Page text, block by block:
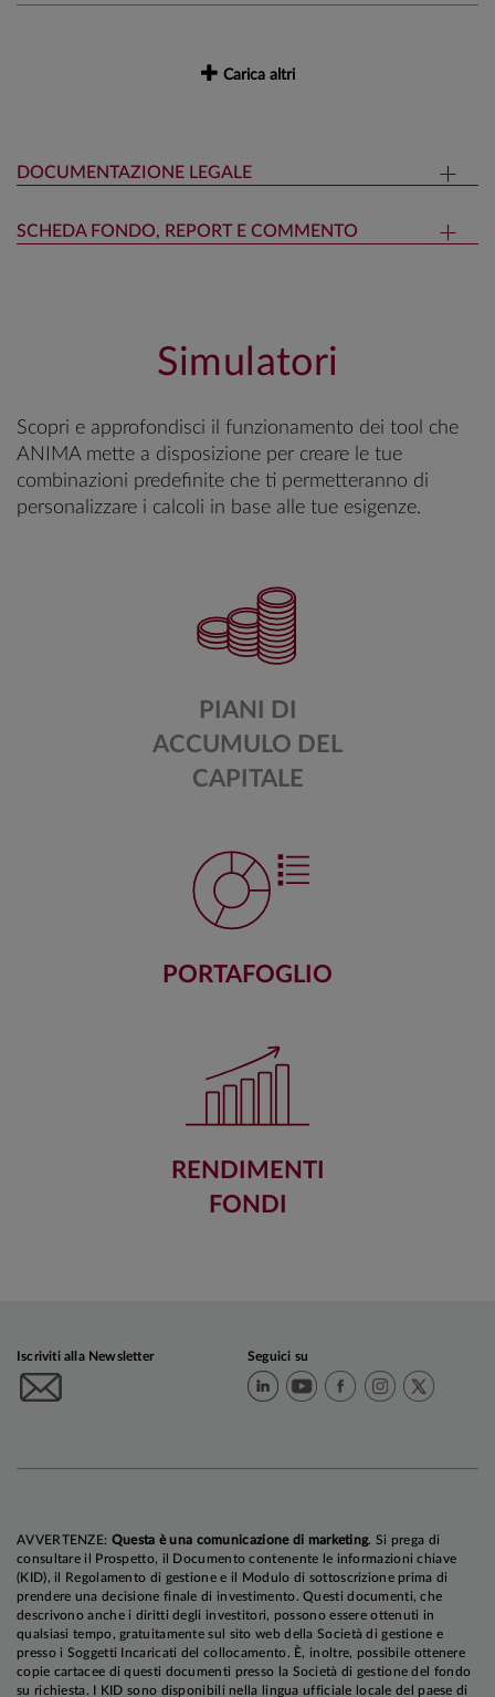
Carica altri
DOCUMENTAZIONE LEGALE
SCHEDA FONDO, REPORT E COMMENTO
Simulatori
Scopri e approfondisci il funzionamento dei tool che
ANIMA mette a disposizione per creare le tue
combinazioni predefinite che ti permetteranno di
personalizzare i calcoli in base alle tue esigenze.
PIANI DI
ACCUMULO DEL
CAPITALE
PORTAFOGLIO
RENDIMENTI
FONDI
Iscriviti alla Newsletter Seguici su
AVVERTENZE: Questa è una comunicazione di marketing. Si prega di
consultare il Prospetto, il Documento contenente le informazioni chiave
(KID), il Regolamento di gestione e il Modulo di sottoscrizione prima di
prendere una decisione finale di investimento. Questi documenti, che
descrivono anche i diritti degli investitori, possono essere ottenuti in
qualsiasi tempo, gratuitamente sul sito web della Società di gestione e
presso i Soggetti Incaricati del collocamento. È, inoltre, possibile ottenere
copie cartacee di questi documenti presso la Società di gestione del fondo
su richiesta. I KID sono disponibili nella lingua ufficiale locale del paese di